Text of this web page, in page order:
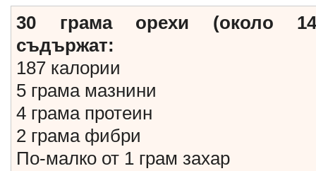
30 грама орехи (около
съдържат:
187 калории
5 грама мазнини
4 грама протеин
2 грама фибри
По-малко от 1 грам захар